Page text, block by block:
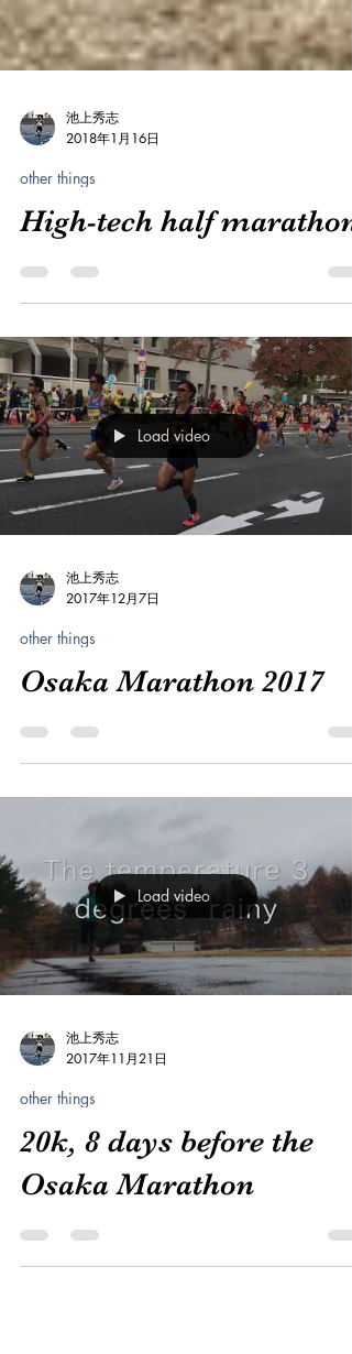
2018年1月16日
other things
High-tech half marathon
Load video
2017年12月7日
other things
Osaka Marathon 2017
Load video
2017年11月21日
other things
20k, 8 days before the
Osaka Marathon